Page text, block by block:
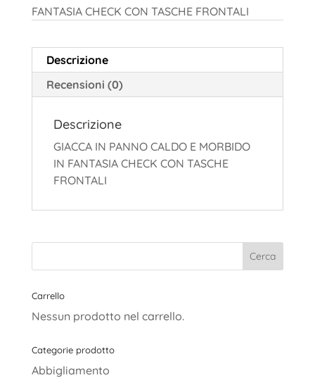
FANTASIA CHECK CON TASCHE FRONTALI
Descrizione
Recensioni (0)
Descrizione
GIACCA IN PANNO CALDO E MORBIDO
IN FANTASIA CHECK CON TASCHE
FRONTALI
Carrello
Nessun prodotto nel carrello.
Categorie prodotto
Abbigliamento